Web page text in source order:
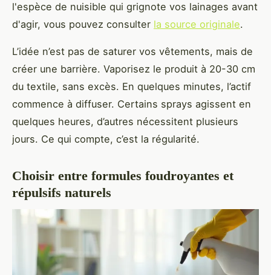
l'espèce de nuisible qui grignote vos lainages avant
d'agir, vous pouvez consulter la source originale.
L’idée n’est pas de saturer vos vêtements, mais de
créer une barrière. Vaporisez le produit à 20-30 cm
du textile, sans excès. En quelques minutes, l’actif
commence à diffuser. Certains sprays agissent en
quelques heures, d’autres nécessitent plusieurs
jours. Ce qui compte, c’est la régularité.
Choisir entre formules foudroyantes et
répulsifs naturels